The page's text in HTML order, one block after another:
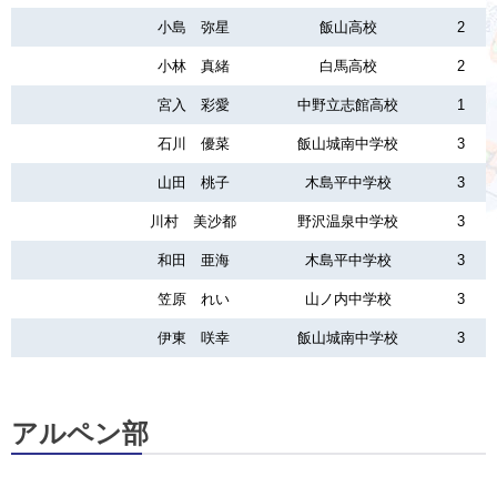
小島 弥星 飯山高校 2
小林 真緒 白馬高校 2
宮入 彩愛 中野立志館高校 1
石川 優菜 飯山城南中学校 3
山田 桃子 木島平中学校 3
川村 美沙都 野沢温泉中学校 3
和田 亜海 木島平中学校 3
笠原 れい 山ノ内中学校 3
伊東 咲幸 飯山城南中学校 3
アルペン部